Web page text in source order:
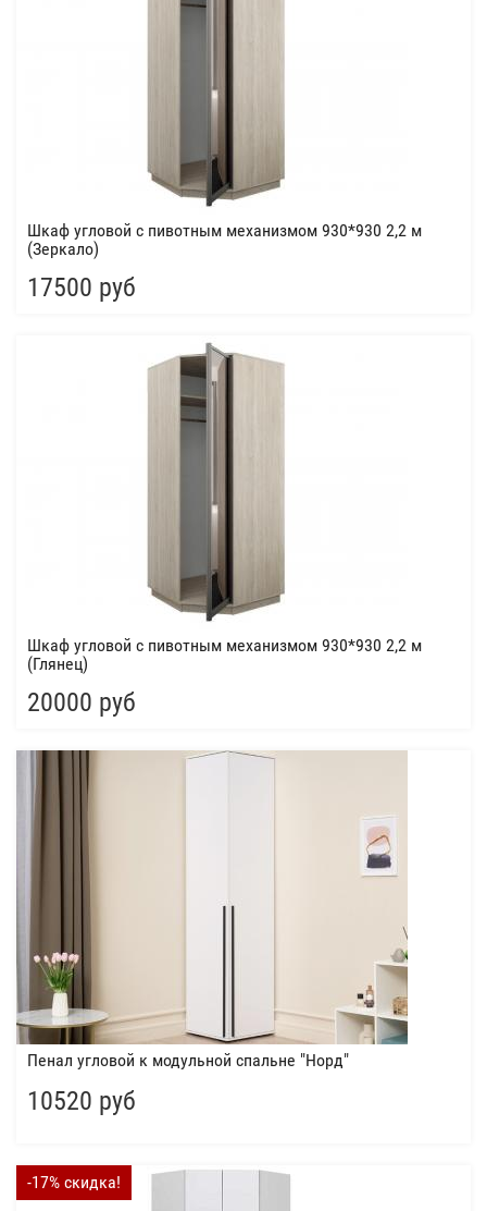
Шкаф угловой с пивотным механизмом 930*930 2,2 м
(Зеркало)
17500 руб
Шкаф угловой с пивотным механизмом 930*930 2,2 м
(Глянец)
20000 руб
Пенал угловой к модульной спальне "Норд"
10520 руб
-17% скидка!